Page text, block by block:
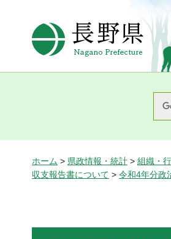
長野
ホーム > 県政情報・統計 > 組織・
収支報告書について > 令和4年分政